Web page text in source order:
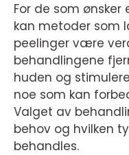
For de som
kan metoder som
peelinger være
behandlingene
huden og
noe som kan
Valget av
behov og hvilken
behandles.